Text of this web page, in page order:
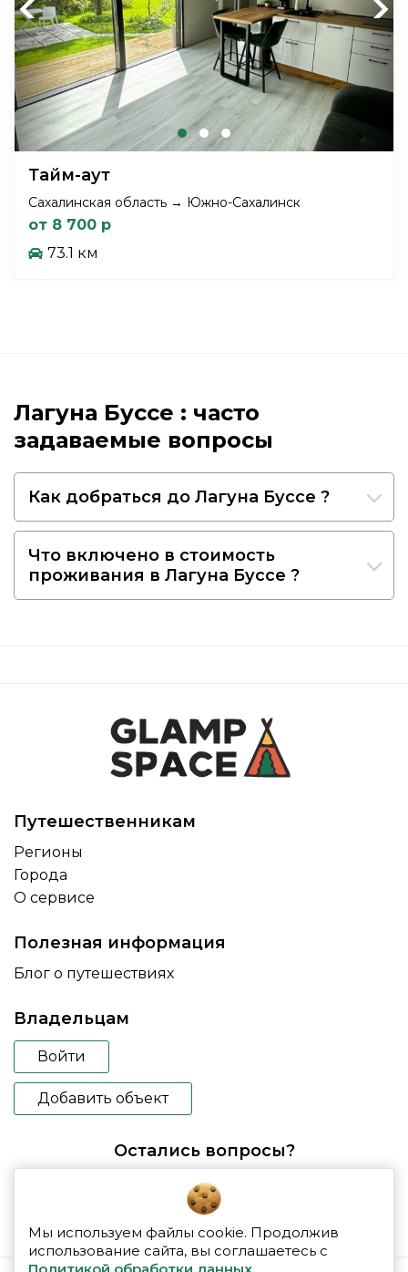
Previous Next
Тайм-аут
Сахалинская область → Южно-Сахалинск
от 8 700 р
73.1 км
Лагуна Буссе : часто
задаваемые вопросы
Как добраться до Лагуна Буссе ?
Что включено в стоимость
проживания в Лагуна Буссе ?
Путешественникам
Регионы
Города
О сервисе
Полезная информация
Блог о путешествиях
Владельцам
Войти
Добавить объект
Остались вопросы?
booking@glampspace.ru
Мы используем файлы cookie. Продолжив
использование сайта, вы соглашаетесь с